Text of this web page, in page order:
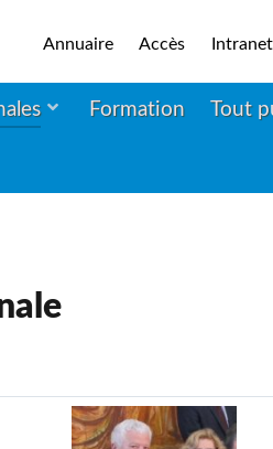
Annuaire Accès Intranet
Formation Tout